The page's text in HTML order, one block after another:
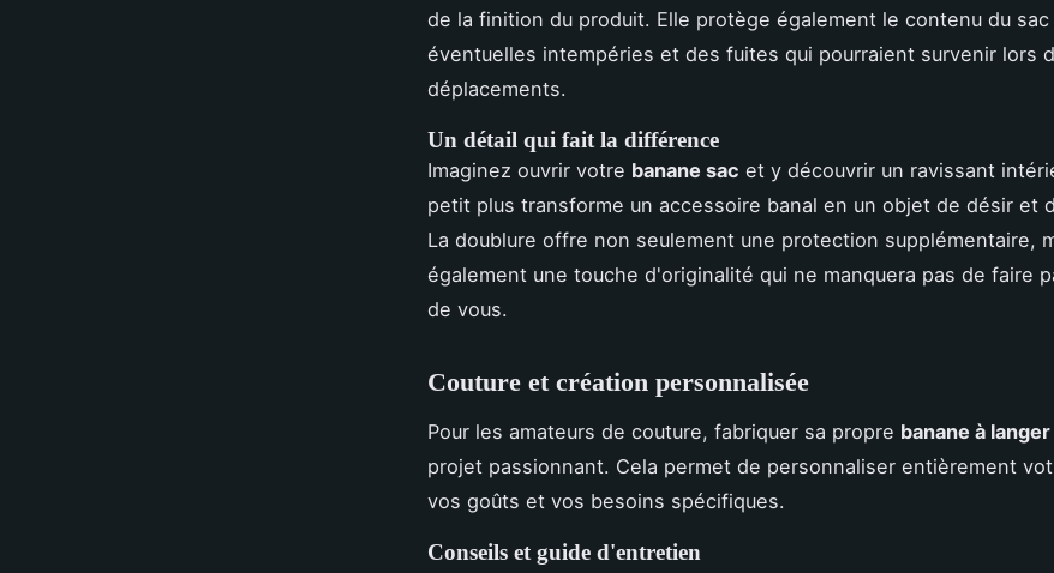
de la finition du produit. Elle protège également le contenu du sac
éventuelles intempéries et des fuites qui pourraient survenir lors
déplacements.
Un détail qui fait la différence
Imaginez ouvrir votre banane sac et y découvrir un ravissant
petit plus transforme un accessoire banal en un objet de désir et
La doublure offre non seulement une protection supplémentaire,
également une touche d'originalité qui ne manquera pas de faire
de vous.
Couture et création personnalisée
Pour les amateurs de couture, fabriquer sa propre banane à langer
projet passionnant. Cela permet de personnaliser entièrement
vos goûts et vos besoins spécifiques.
Conseils et guide d'entretien